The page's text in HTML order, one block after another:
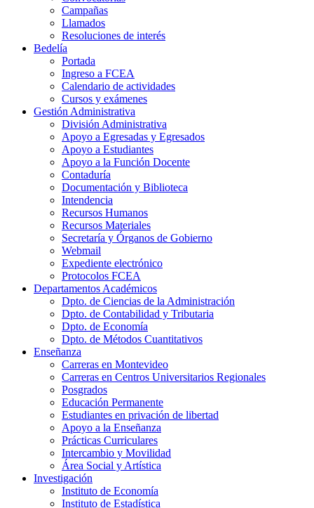
Campañas
Llamados
Resoluciones de interés
Bedelía
Portada
Ingreso a FCEA
Calendario de actividades
Cursos y exámenes
Gestión Administrativa
División Administrativa
Apoyo a Egresadas y Egresados
Apoyo a Estudiantes
Apoyo a la Función Docente
Contaduría
Documentación y Biblioteca
Intendencia
Recursos Humanos
Recursos Materiales
Secretaría y Órganos de Gobierno
Webmail
Expediente electrónico
Protocolos FCEA
Departamentos Académicos
Dpto. de Ciencias de la Administración
Dpto. de Contabilidad y Tributaria
Dpto. de Economía
Dpto. de Métodos Cuantitativos
Enseñanza
Carreras en Montevideo
Carreras en Centros Universitarios Regionales
Posgrados
Educación Permanente
Estudiantes en privación de libertad
Apoyo a la Enseñanza
Prácticas Curriculares
Intercambio y Movilidad
Área Social y Artística
Investigación
Instituto de Economía
Instituto de Estadística